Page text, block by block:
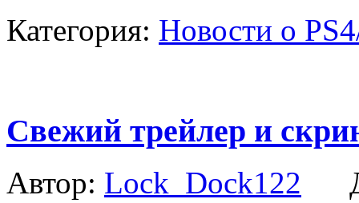
Категория: Новости о
Свежий трейлер и
Автор: Lock_Dock122